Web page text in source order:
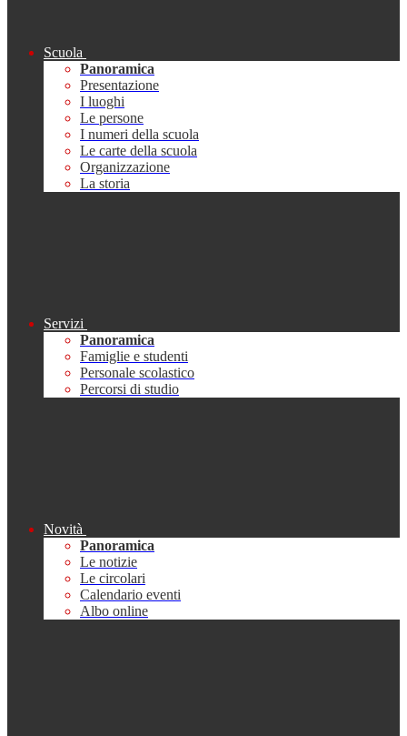
Scuola
Panoramica
Presentazione
I luoghi
Le persone
I numeri della scuola
Le carte della scuola
Organizzazione
La storia
Servizi
Panoramica
Famiglie e studenti
Personale scolastico
Percorsi di studio
Novità
Panoramica
Le notizie
Le circolari
Calendario eventi
Albo online